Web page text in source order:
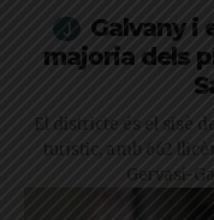
Galvany i
majoria dels
El districte és el sisè
turístic, amb 662
Gervasi-